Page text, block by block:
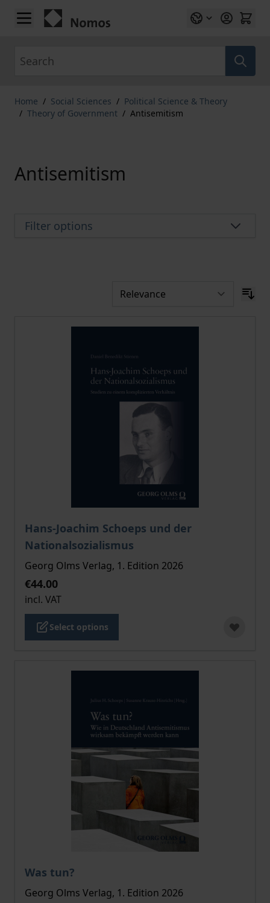
Skip to Content
Home / Social Sciences / Political Science & Theory
/ Theory of Government / Antisemitism
Antisemitism
Filter options
Hans-Joachim Schoeps und der
Nationalsozialismus
The price depends on the options chosen on the
Georg Olms Verlag, 1. Edition 2026
€44.00
incl. VAT
Select options
Was tun?
Georg Olms Verlag, 1. Edition 2026